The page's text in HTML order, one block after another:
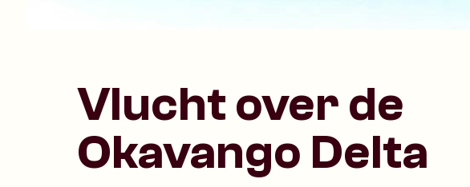
Vlucht over de
Okavango Delta